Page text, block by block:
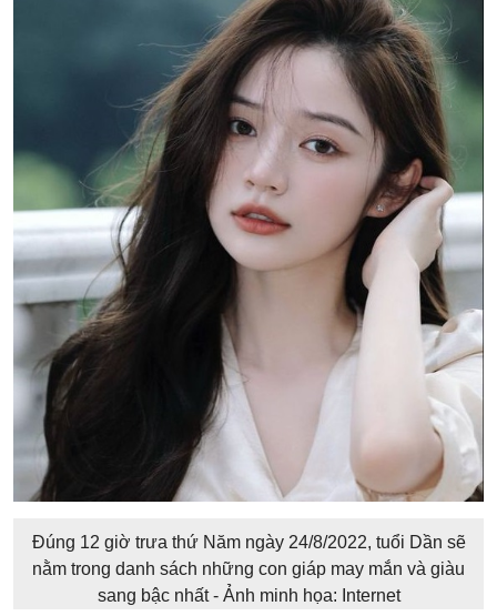
Đúng 12 giờ trưa thứ Năm ngày 24/8/2022, tuổi Dần sẽ
nằm trong danh sách những con giáp may mắn và giàu
sang bậc nhất - Ảnh minh họa: Internet